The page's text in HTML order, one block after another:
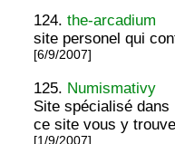
124.the-arcadium
site personel qui
[6/9/2007]
125. Numismativy
Site spécialisé
ce site vous y
[1/9/2007]